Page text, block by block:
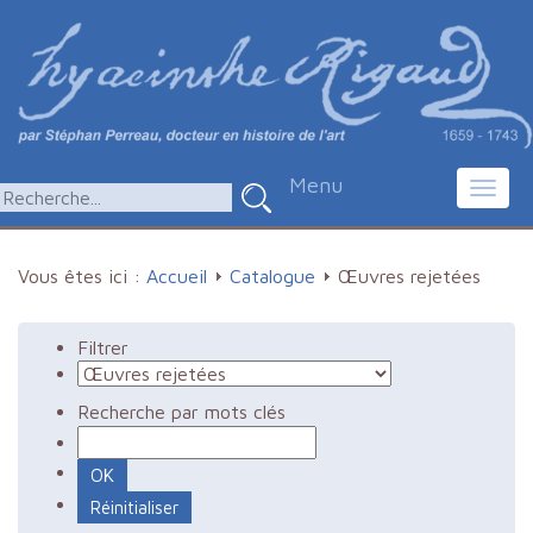
Menu
Vous êtes ici : Accueil Catalogue Œuvres rejetées
Filtrer
Recherche par mots clés